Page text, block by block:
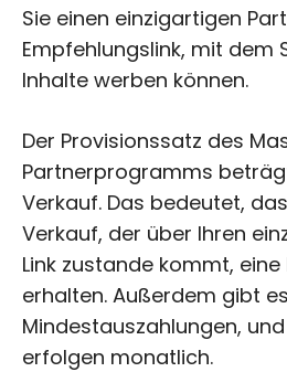
Sie einen einzigartigen
Empfehlungslink, mit dem
Inhalte werben können.
Der Provisionssatz des
Partnerprogramms
Verkauf. Das bedeutet,
Verkauf, der über Ihren
Link zustande kommt,
erhalten. Außerdem gibt
Mindestauszahlungen,
erfolgen monatlich.